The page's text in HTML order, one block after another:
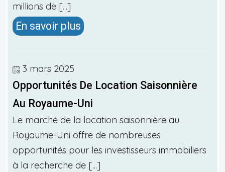
millions de [...]
En savoir plus
3 mars 2025
Opportunités De Location Saisonnière
Au Royaume-Uni
Le marché de la location saisonnière au
Royaume-Uni offre de nombreuses
opportunités pour les investisseurs immobiliers
à la recherche de [...]